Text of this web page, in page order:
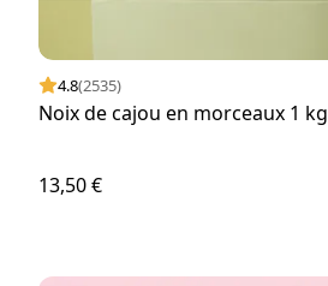
4.8(2535)
Noix de cajou en morceaux 1 kg
13,50 €